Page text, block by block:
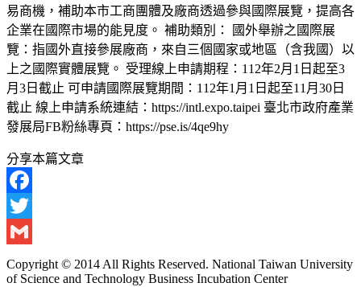
易商機，補助本市工商團體及廠商透過參與國際展覽，提高各
企業在國際市場的能見度。 補助類別： 國外舉辦之國際展
覽：指國外直接參展廠商，來自三個國家或地區（含我國）以
上之國際實體展覽。 受理線上申請期程：112年2月1日起至3
月3日截止 可申請國際展覽期間：112年1月1日起至11月30日
截止 線上申請系統連結：https://intl.expo.taipei 臺北市政府產業
發展局FB粉絲專頁：https://pse.is/4qe9hy
分享本篇文章
Facebook
Twitter
Gmail
Copyright © 2014 All Rights Reserved. National Taiwan University
of Science and Technology Business Incubation Center